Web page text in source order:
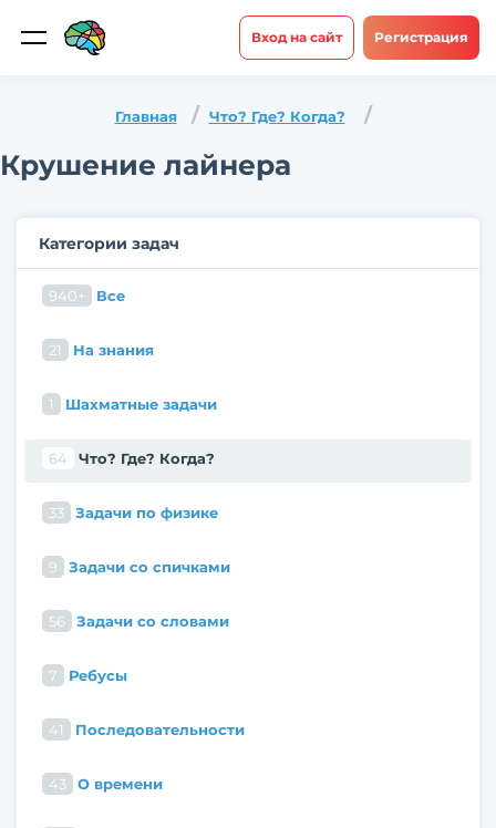
Вход на сайт Регистрация
Главная Что? Где? Когда?
Крушение лайнера
Категории задач
940+ Все
21 На знания
1 Шахматные задачи
64 Что? Где? Когда?
33 Задачи по физике
9 Задачи со спичками
56 Задачи со словами
7 Ребусы
41 Последовательности
43 О времени